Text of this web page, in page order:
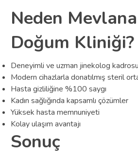
Neden
Doğum Kliniği?
Deneyimli ve uzman jinekolog kadrosu
Modern cihazlarla donatılmış steril
Hasta gizliliğine %100 saygı
Kadın sağlığında kapsamlı çözümler
Yüksek hasta memnuniyeti
Kolay ulaşım avantajı
Sonuç